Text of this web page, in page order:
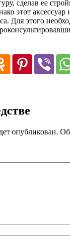
сделав ее
этот
Для этого
опубликован.